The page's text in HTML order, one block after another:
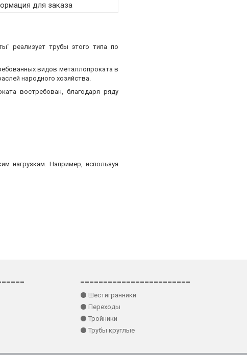
для заказа
реализует трубы этого типа по
видов металлопроката в
народного хозяйства.
востребован, благодаря ряду
нагрузкам. Например, используя
⚫ Шестигранники
⚫ Переходы
⚫ Тройники
⚫ Трубы круглые